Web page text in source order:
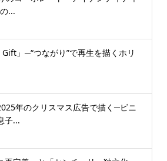
...
」─“つながり”で再生を描くホリ
年のクリスマス広告で描く─ビニ
子...